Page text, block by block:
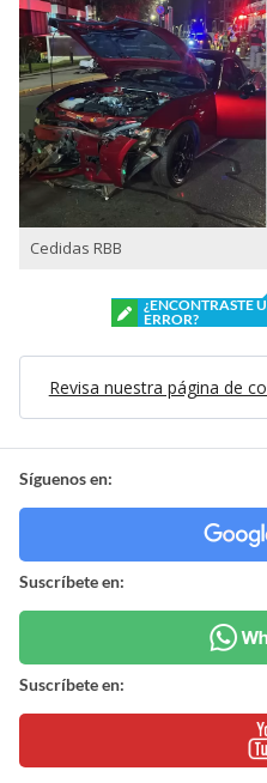
Cedidas RBB
¿ENCONTRASTE
ERROR?
Revisa nuestra página de
Síguenos en:
Suscríbete en:
Suscríbete en: